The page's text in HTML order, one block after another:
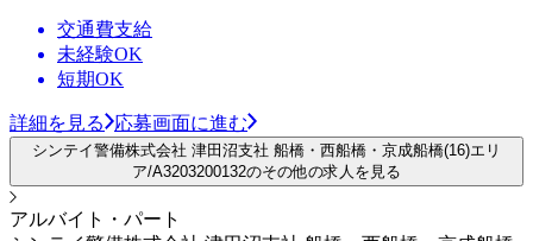
交通費支給
未経験OK
短期OK
詳細を見る 応募画面に進む
シンテイ警備株式会社 津田沼支社 船橋・西船橋・京成船橋(16)エリ
ア/A3203200132のその他の求人を見る
アルバイト・パート